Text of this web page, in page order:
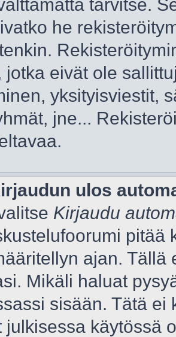
tarvitse.
he
jotka eivät ole
yksityisviestit,
jne...
ulos
Kirjaudu
pitää
ajan. Tällä
Mikäli haluat
sisään. Tätä
julkisessa käytössä